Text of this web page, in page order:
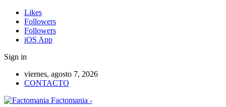
Likes
Followers
Followers
iOS App
Sign in
viernes, agosto 7, 2026
CONTACTO
Factomania -